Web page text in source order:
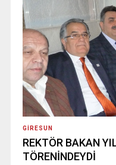
GIRESUN
REKTÖR BAKAN
TÖRENİNDEYDİ